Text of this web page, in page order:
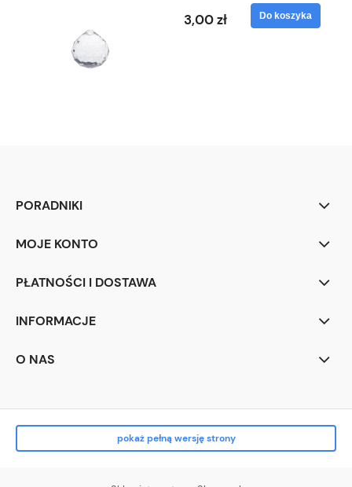
3,00 zł Do koszyka
PORADNIKI
MOJE KONTO
PŁATNOŚCI I DOSTAWA
INFORMACJE
O NAS
pokaż pełną wersję strony